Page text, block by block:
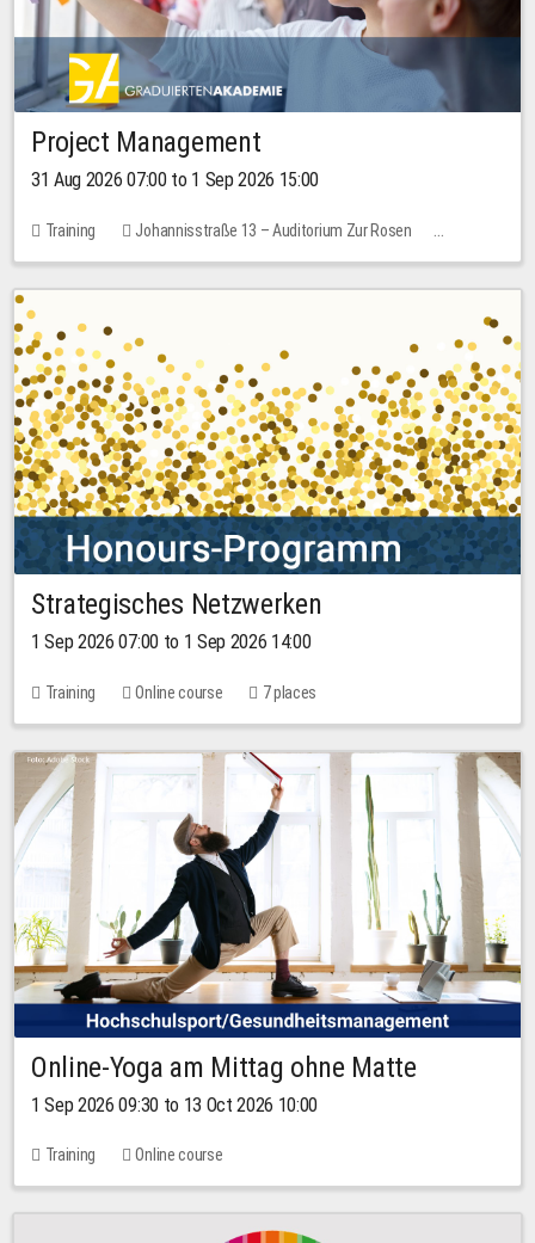
Project Management
31 Aug 2026 07:00 to 1 Sep 2026 15:00
Training
Johannisstraße 13 – Auditorium Zur Rosen
No free places
30.00 EUR
Strategisches Netzwerken
1 Sep 2026 07:00 to 1 Sep 2026 14:00
Training Online course 7 places
Online-Yoga am Mittag ohne Matte
1 Sep 2026 09:30 to 13 Oct 2026 10:00
Training Online course